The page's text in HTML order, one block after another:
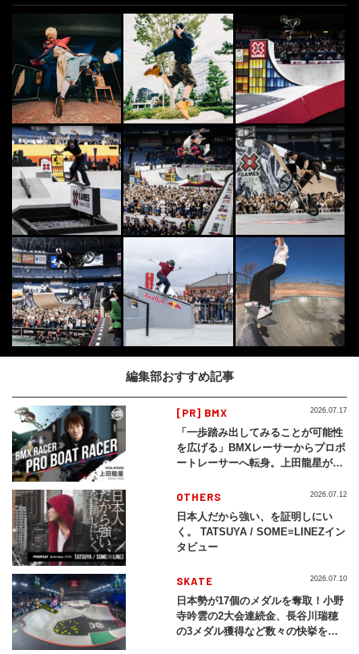
編集部おすすめ記事
[PR] BMX
「一歩踏み出してみることが可能性
を広げる」BMXレーサーからプロボ
ートレーサーへ転身。上田龍星が体
2026.07.17
OTHERS
日本人だから強い、を証明しにい
く。 TATSUYA / SOME≡LINEZイン
タビュー
2026.07.12
SKATE
日本勢が17個のメダルを奪取！小野
寺吟雲の2大会連続金、長谷川瑞穂
の3メダル獲得など数々の快挙をプ
2026.07.10